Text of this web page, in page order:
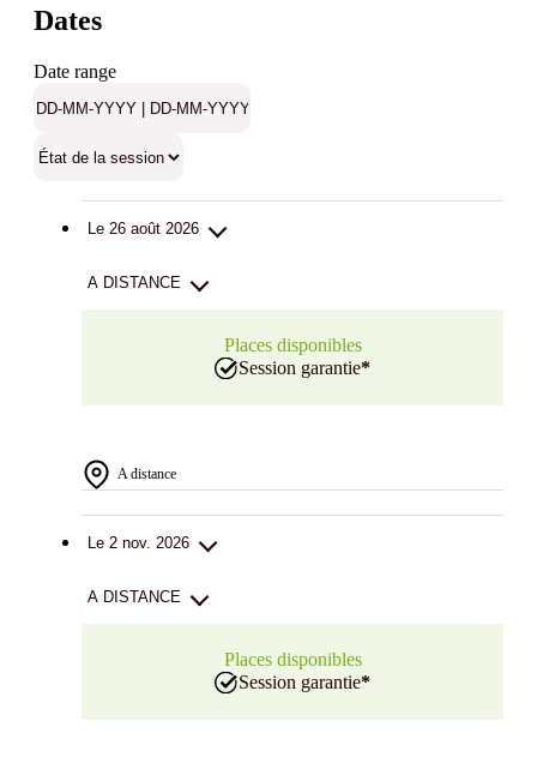
Dates
Date range
Le 26 août 2026
A DISTANCE
Places disponibles
Session garantie*
A distance
Le 2 nov. 2026
A DISTANCE
Places disponibles
Session garantie*